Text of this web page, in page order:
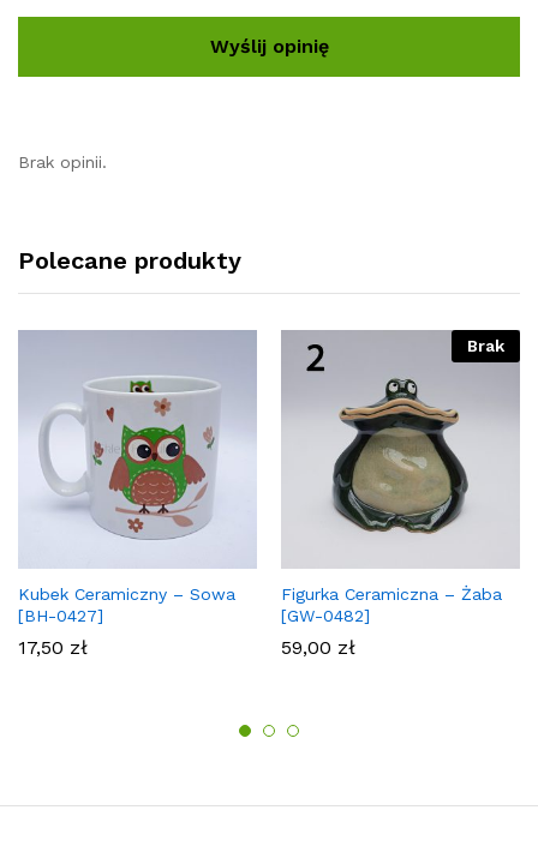
Brak opinii.
Polecane produkty
Kubek Ceramiczny – Sowa
[BH-0427]
17,50 zł
Brak
Figurka Ceramiczna – Żaba
[GW-0482]
59,00 zł